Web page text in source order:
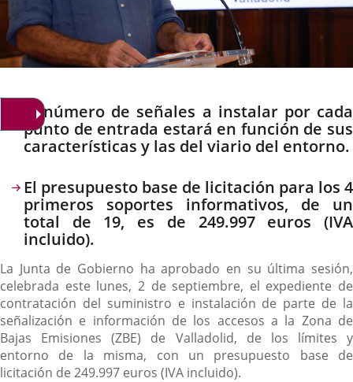
Descripción
El número de señales a instalar por cada
punto de entrada estará en función de sus
características y las del viario del entorno.
El presupuesto base de licitación para los 4
primeros soportes informativos, de un
total de 19, es de 249.997 euros (IVA
incluido).
La Junta de Gobierno ha aprobado en su última sesión,
celebrada este lunes, 2 de septiembre, el expediente de
contratación del suministro e instalación de parte de la
señalización e información de los accesos a la Zona de
Bajas Emisiones (ZBE) de Valladolid, de los límites y
entorno de la misma, con un presupuesto base de
licitación de 249.997 euros (IVA incluido).